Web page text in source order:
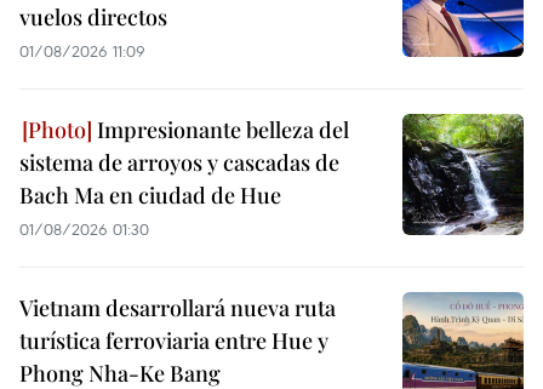
vuelos directos
01/08/2026 11:09
Impresionante belleza del
sistema de arroyos y cascadas de
Bach Ma en ciudad de Hue
01/08/2026 01:30
Vietnam desarrollará nueva ruta
turística ferroviaria entre Hue y
Phong Nha-Ke Bang